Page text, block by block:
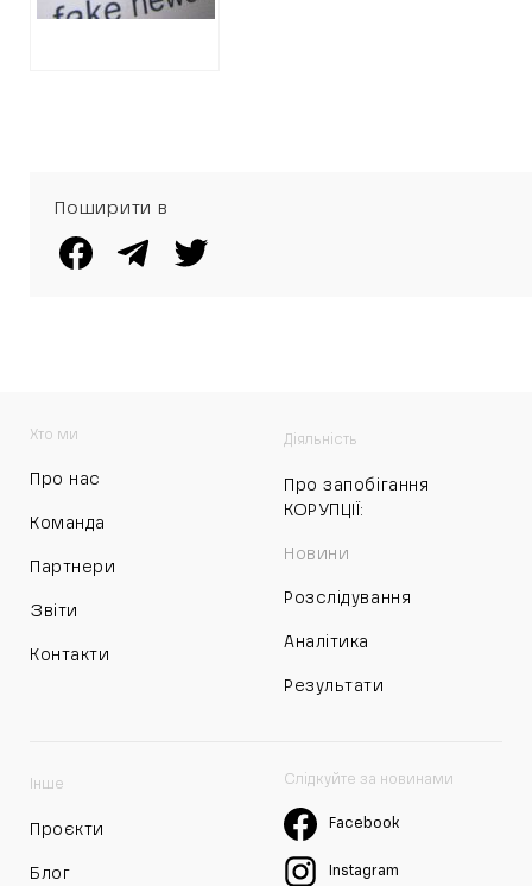
Поширити в
Хто ми
Про нас
Команда
Партнери
Звіти
Контакти
Діяльність
Про запобігання
КОРУПЦІЇ:
Новини
Розслідування
Аналітика
Результати
Інше
Проєкти
Блог
Слідкуйте за новинами
Facebook
Instagram